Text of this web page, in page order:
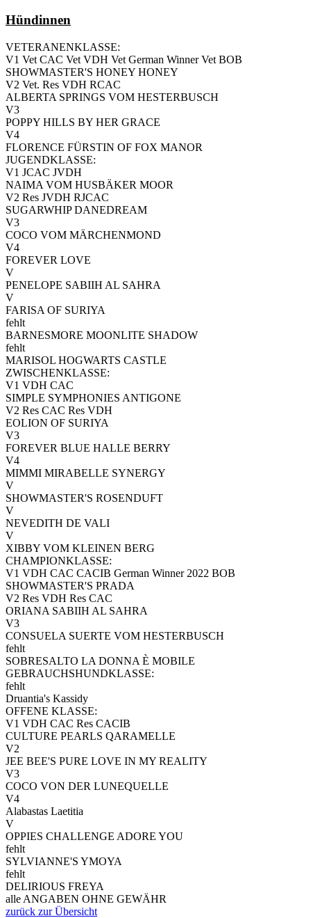
Hündinnen
VETERANENKLASSE:
V1 Vet CAC Vet VDH Vet German Winner Vet BOB
SHOWMASTER'S HONEY HONEY
V2 Vet. Res VDH RCAC
ALBERTA SPRINGS VOM HESTERBUSCH
V3
POPPY HILLS BY HER GRACE
V4
FLORENCE FÜRSTIN OF FOX MANOR
JUGENDKLASSE:
V1 JCAC JVDH
NAIMA VOM HUSBÄKER MOOR
V2 Res JVDH RJCAC
SUGARWHIP DANEDREAM
V3
COCO VOM MÄRCHENMOND
V4
FOREVER LOVE
V
PENELOPE SABIIH AL SAHRA
V
FARISA OF SURIYA
fehlt
BARNESMORE MOONLITE SHADOW
fehlt
MARISOL HOGWARTS CASTLE
ZWISCHENKLASSE:
V1 VDH CAC
SIMPLE SYMPHONIES ANTIGONE
V2 Res CAC Res VDH
EOLION OF SURIYA
V3
FOREVER BLUE HALLE BERRY
V4
MIMMI MIRABELLE SYNERGY
V
SHOWMASTER'S ROSENDUFT
V
NEVEDITH DE VALI
V
XIBBY VOM KLEINEN BERG
CHAMPIONKLASSE:
V1 VDH CAC CACIB German Winner 2022 BOB
SHOWMASTER'S PRADA
V2 Res VDH Res CAC
ORIANA SABIIH AL SAHRA
V3
CONSUELA SUERTE VOM HESTERBUSCH
fehlt
SOBRESALTO LA DONNA È MOBILE
GEBRAUCHSHUNDKLASSE:
fehlt
Druantia's Kassidy
OFFENE KLASSE:
V1 VDH CAC Res CACIB
CULTURE PEARLS QARAMELLE
V2
JEE BEE'S PURE LOVE IN MY REALITY
V3
COCO VON DER LUNEQUELLE
V4
Alabastas Laetitia
V
OPPIES CHALLENGE ADORE YOU
fehlt
SYLVIANNE'S YMOYA
fehlt
DELIRIOUS FREYA
alle ANGABEN OHNE GEWÄHR
zurück zur Übersicht